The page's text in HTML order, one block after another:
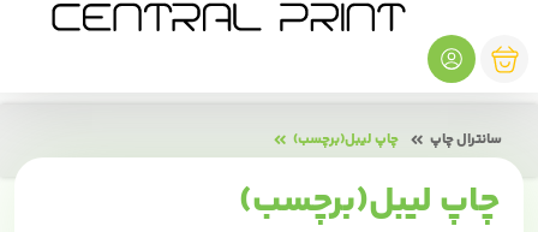
سانترال چاپ چاپ لیبل(برچسب)
چاپ لیبل(برچسب)